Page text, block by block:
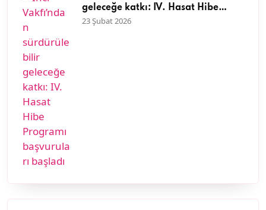
geleceğe katkı: IV. Hasat Hibe
Programı başvuruları başladı
23 Şubat 2026